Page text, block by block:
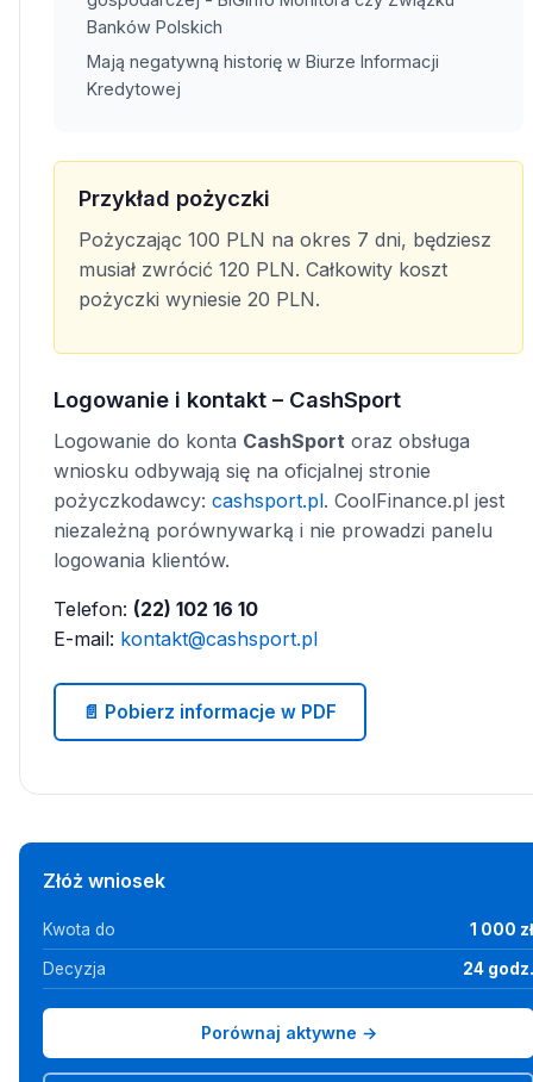
Banków Polskich
Mają negatywną historię w Biurze Informacji
Kredytowej
Przykład pożyczki
Pożyczając 100 PLN na okres 7 dni, będziesz
musiał zwrócić 120 PLN. Całkowity koszt
pożyczki wyniesie 20 PLN.
Logowanie i kontakt – CashSport
Logowanie do konta CashSport oraz obsługa
wniosku odbywają się na oficjalnej stronie
pożyczkodawcy: cashsport.pl. CoolFinance.pl jest
niezależną porównywarką i nie prowadzi panelu
logowania klientów.
Telefon: (22) 102 16 10
E-mail: kontakt@cashsport.pl
📄 Pobierz informacje w PDF
Złóż wniosek
Kwota do 1 000 zł
Decyzja 24 godz.
Porównaj aktywne →